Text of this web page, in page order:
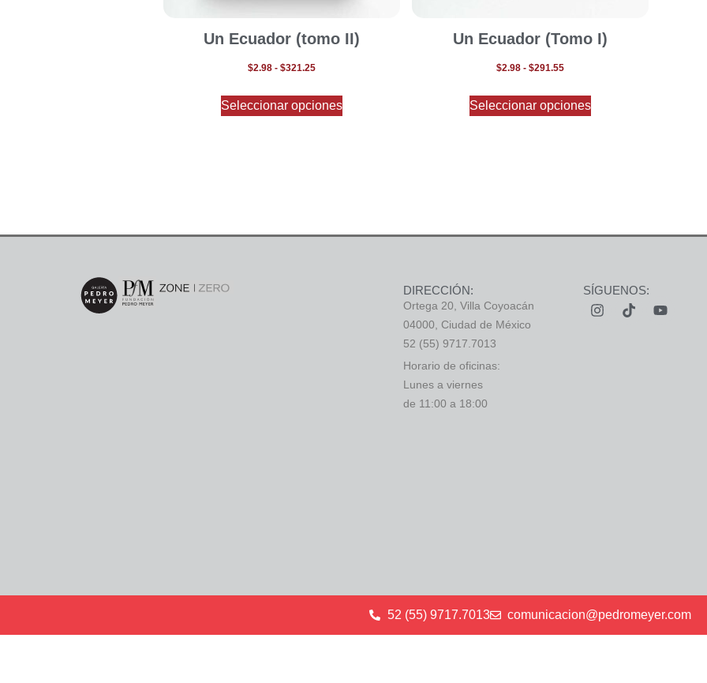
Un Ecuador (tomo II)
$2.98 - $321.25
Seleccionar opciones
Un Ecuador (Tomo I)
$2.98 - $291.55
Seleccionar opciones
DIRECCIÓN:
Ortega 20, Villa Coyoacán
04000, Ciudad de México
52 (55) 9717.7013
Horario de oficinas:
Lunes a viernes
de 11:00 a 18:00
SÍGUENOS:
52 (55) 9717.7013 comunicacion@pedromeyer.com